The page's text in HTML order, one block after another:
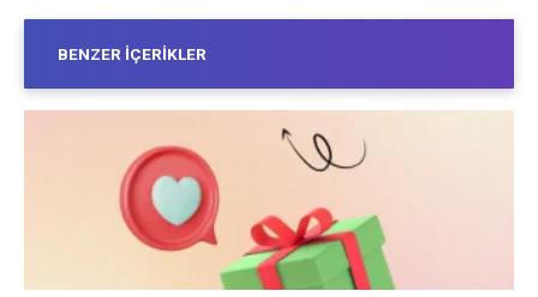
BENZER İÇERIKLER